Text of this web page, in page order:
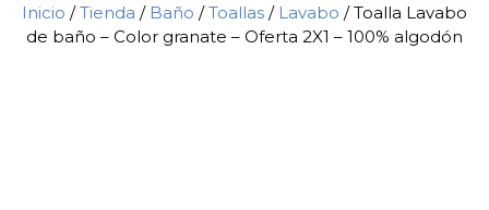
Inicio /Tienda / Baño /Toallas / Lavabo / Toalla Lavabo
de baño – Color granate – Oferta 2X1 – 100% algodón